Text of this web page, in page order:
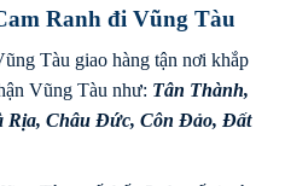
Ranh đi Vũng Tàu
Tàu giao hàng tận nơi khắp
Vũng Tàu như: Tân Thành,
Rịa, Châu Đức, Côn Đảo, Đất